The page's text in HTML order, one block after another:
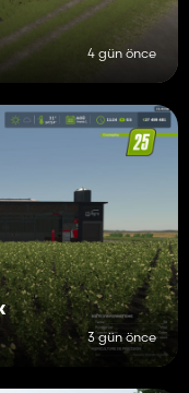
4 gün önce
3 gün önce